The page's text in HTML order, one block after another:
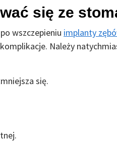
się ze
wszczepieniu implanty
Należy
się.